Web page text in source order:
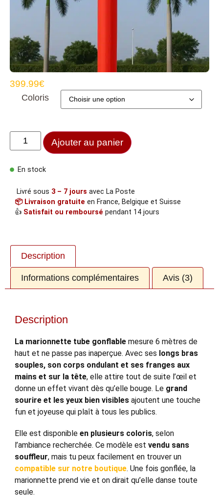
399.99€
Coloris
Ajouter au panier
En stock
Livré sous 3 – 7 jours avec La Poste
📦 Livraison gratuite en France, Belgique et Suisse
👍 Satisfait ou remboursé pendant 14 jours
Description
Informations complémentaires Avis (3)
Description
La marionnette tube gonflable mesure 6 mètres de
haut et ne passe pas inaperçue. Avec ses longs bras
souples, son corps ondulant et ses franges aux
mains et sur la tête, elle attire tout de suite l’œil et
donne un effet vivant dès qu’elle bouge. Le grand
sourire et les yeux bien visibles ajoutent une touche
fun et joyeuse qui plaît à tous les publics.
Elle est disponible en plusieurs coloris, selon
l’ambiance recherchée. Ce modèle est vendu sans
souffleur, mais tu peux facilement en trouver un
compatible sur notre boutique. Une fois gonflée, la
marionnette prend vie et on dirait qu’elle danse toute
seule.